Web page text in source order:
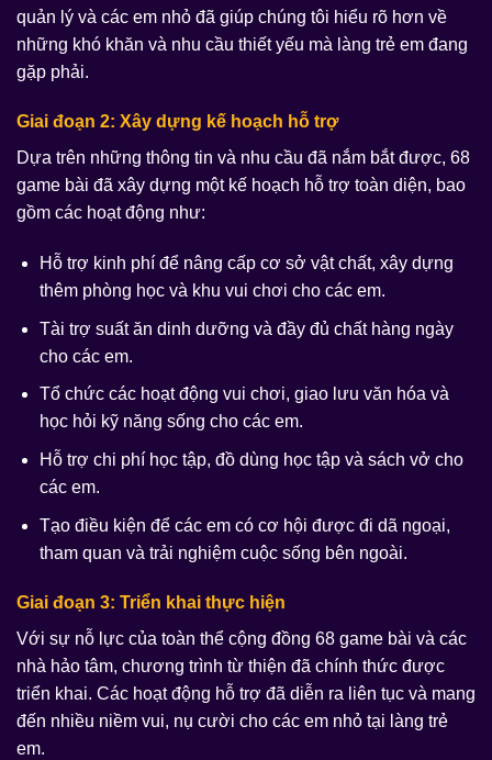
quản lý và các em nhỏ đã giúp chúng tôi hiểu rõ hơn về
những khó khăn và nhu cầu thiết yếu mà làng trẻ em đang
gặp phải.
Giai đoạn 2: Xây dựng kế hoạch hỗ trợ
Dựa trên những thông tin và nhu cầu đã nắm bắt được, 68
game bài đã xây dựng một kế hoạch hỗ trợ toàn diện, bao
gồm các hoạt động như:
Hỗ trợ kinh phí để nâng cấp cơ sở vật chất, xây dựng
thêm phòng học và khu vui chơi cho các em.
Tài trợ suất ăn dinh dưỡng và đầy đủ chất hàng ngày
cho các em.
Tổ chức các hoạt động vui chơi, giao lưu văn hóa và
học hỏi kỹ năng sống cho các em.
Hỗ trợ chi phí học tập, đồ dùng học tập và sách vở cho
các em.
Tạo điều kiện để các em có cơ hội được đi dã ngoại,
tham quan và trải nghiệm cuộc sống bên ngoài.
Giai đoạn 3: Triển khai thực hiện
Với sự nỗ lực của toàn thể cộng đồng 68 game bài và các
nhà hảo tâm, chương trình từ thiện đã chính thức được
triển khai. Các hoạt động hỗ trợ đã diễn ra liên tục và mang
đến nhiều niềm vui, nụ cười cho các em nhỏ tại làng trẻ
em.